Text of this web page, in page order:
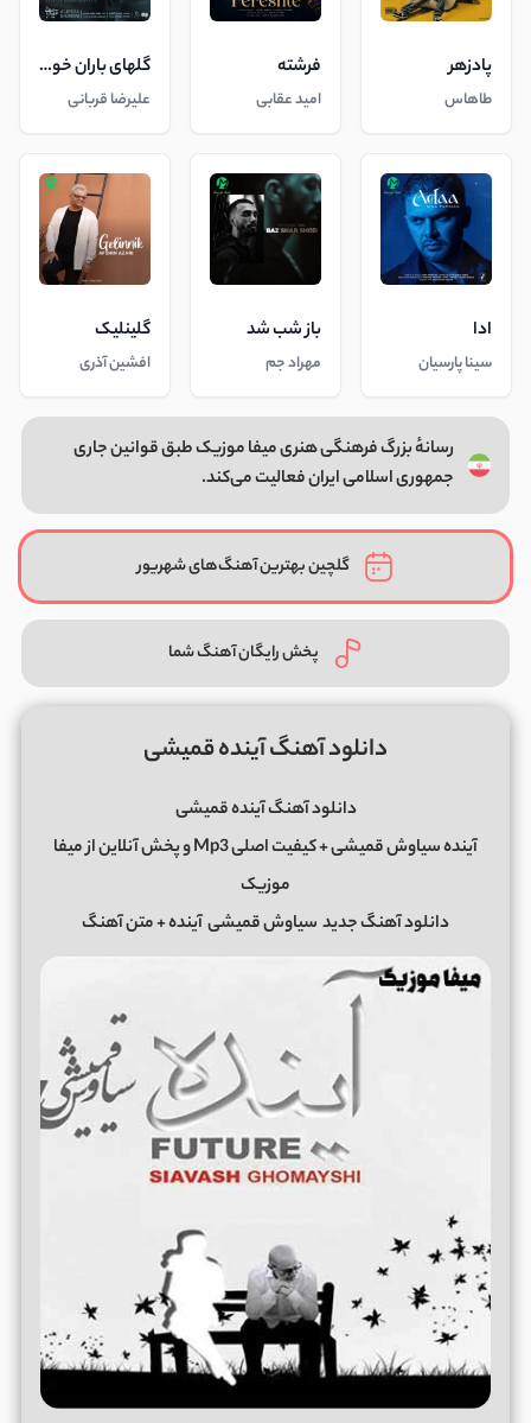
پادزهر
طاهاس
فرشته
امید عقابی
گلهای باران خورده
علیرضا قربانی
ادا
سینا پارسیان
باز شب شد
مهراد جم
گلینلیک
افشین آذری
رسانهٔ بزرگ فرهنگی هنری میفا موزیک طبق قوانین جاری
جمهوری اسلامی ایران فعالیت می‌کند.
گلچین بهترین آهنگ‌های شهریور
پخش رایگان آهنگ شما
دانلود آهنگ آینده قمیشی
دانلود آهنگ آینده قمیشی
آینده سیاوش قمیشی + کیفیت اصلی Mp3 و پخش آنلاین از میفا
موزیک
دانلود آهنگ جدید سیاوش قمیشیآینده + متن آهنگ